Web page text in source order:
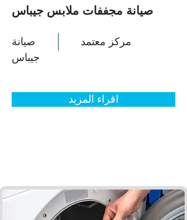
صيانة مجففات ملابس جيباس
صيانة
جيباس
مركز معتمد
اقراء المزيد